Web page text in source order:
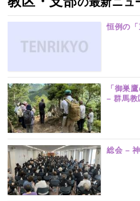
恒例の
「御巣
– 群馬教
総会 –